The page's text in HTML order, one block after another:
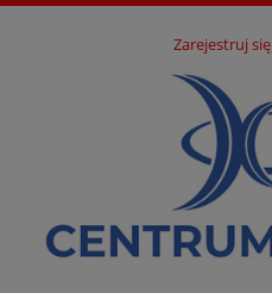
Zarejestruj się